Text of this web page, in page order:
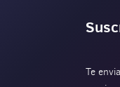
Te